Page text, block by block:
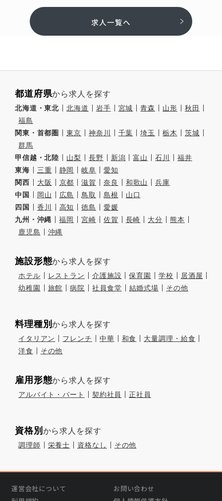
求人一覧へ
都道府県から求人を探す
北海道・東北 北海道 岩手 宮城 青森 山形
秋田
福島
関東・首都圏
東京 神奈川 千葉 埼玉 栃木
茨城
群馬
甲信越・北陸
山梨 長野 新潟 富山 石川
福井
東海
三重 静岡 岐阜
愛知
関西
大阪 京都 滋賀 奈良 和歌山
兵庫
中国
岡山 広島 鳥取 島根
山口
四国
香川 高知 徳島
愛媛
九州・沖縄
福岡 宮崎 佐賀 長崎 大分
熊本
鹿児島
沖縄
施設形態から求人を探す
ホテル レストラン 介護施設 保育園 学校
居酒屋
幼稚園
旅館 病院 社員食堂 結婚式場 その他
料理種別から求人を探す
イタリアン フレンチ 中華 和食
大量調理・給食
洋食
その他
雇用形態から求人を探す
アルバイト・パート 契約社員 正社員
資格別 から求人を探す
調理師 栄養士 資格なし その他
運営会社について
お問い合わせ